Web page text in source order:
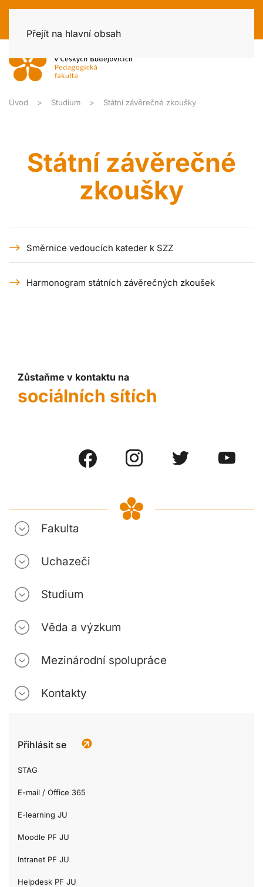
Přejít na hlavní obsah
Úvod Studium Státní závěrečné zkoušky
Státní závěrečné
zkoušky
Směrnice vedoucích kateder k SZZ
Harmonogram státních závěrečných zkoušek
Zůstaňme v kontaktu na
sociálních sítích
Fakulta
Uchazeči
Studium
Věda a výzkum
Mezinárodní spolupráce
Kontakty
Přihlásit se
STAG
E-mail / Office 365
E-learning JU
Moodle PF JU
Intranet PF JU
Helpdesk PF JU